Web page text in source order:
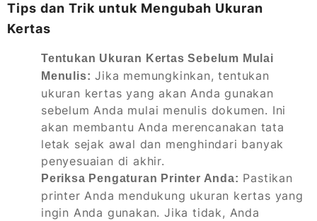
Tips dan Trik untuk Mengubah Ukuran
Kertas
Tentukan Ukuran Kertas Sebelum Mulai
Menulis: Jika memungkinkan, tentukan
ukuran kertas yang akan Anda gunakan
sebelum Anda mulai menulis dokumen. Ini
akan membantu Anda merencanakan tata
letak sejak awal dan menghindari banyak
penyesuaian di akhir.
Periksa Pengaturan Printer Anda: Pastikan
printer Anda mendukung ukuran kertas yang
ingin Anda gunakan. Jika tidak, Anda